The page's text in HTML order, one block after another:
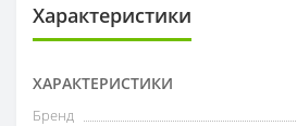
Характеристики
ХАРАКТЕРИСТИКИ
Бренд